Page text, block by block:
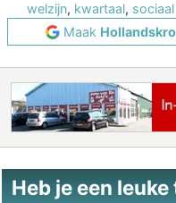
welzijn, kwartaal, sociaal
Maak
Heb je een